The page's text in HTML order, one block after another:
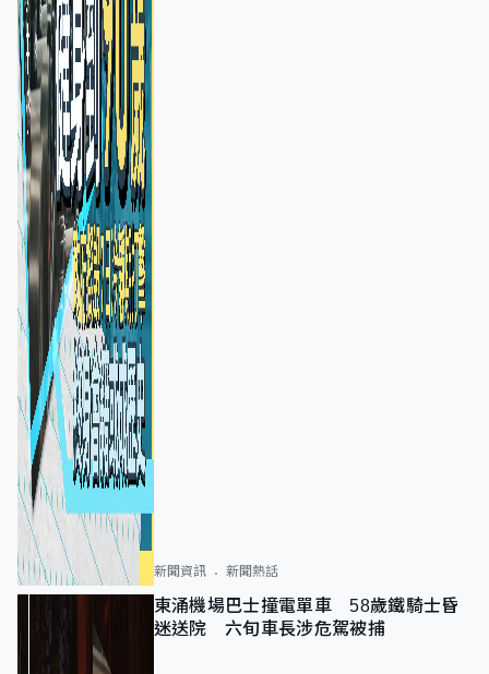
新聞資訊 新聞熱話
東涌機場巴士撞電單車 58歲鐵騎士昏
迷送院 六旬車長涉危駕被捕